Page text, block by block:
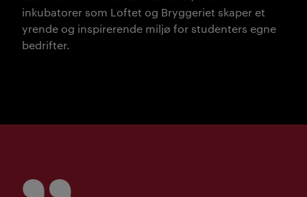
inkubatorer som Loftet og Bryggeriet skaper et
yrende og inspirerende miljø for studenters egne
bedrifter.